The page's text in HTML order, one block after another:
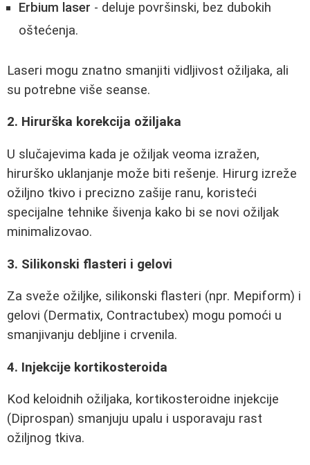
Erbium laser - deluje površinski, bez dubokih
oštećenja.
Laseri mogu znatno smanjiti vidljivost ožiljaka, ali
su potrebne više seanse.
2. Hirurška korekcija ožiljaka
U slučajevima kada je ožiljak veoma izražen,
hirurško uklanjanje može biti rešenje. Hirurg izreže
ožiljno tkivo i precizno zašije ranu, koristeći
specijalne tehnike šivenja kako bi se novi ožiljak
minimalizovao.
3. Silikonski flasteri i gelovi
Za sveže ožiljke, silikonski flasteri (npr. Mepiform) i
gelovi (Dermatix, Contractubex) mogu pomoći u
smanjivanju debljine i crvenila.
4. Injekcije kortikosteroida
Kod keloidnih ožiljaka, kortikosteroidne injekcije
(Diprospan) smanjuju upalu i usporavaju rast
ožiljnog tkiva.